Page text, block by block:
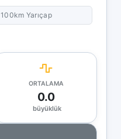
100km Yarıçap
ORTALAMA
0.0
büyüklük